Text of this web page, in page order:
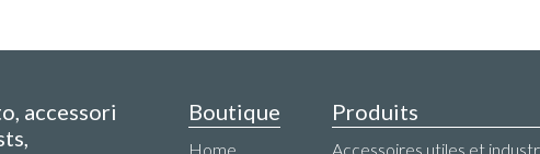
accessori
Boutique
Home
Produits
Accessoires utiles et